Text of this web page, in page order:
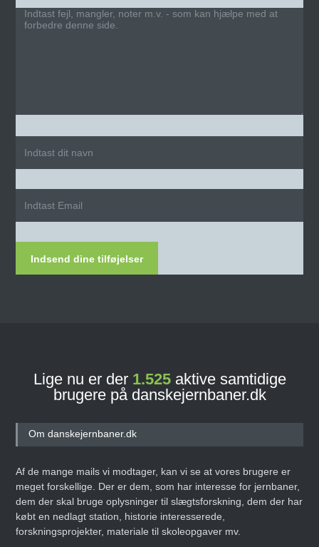
Indsend dine tilføjelser
Lige nu er der 1.525aktive samtidige
brugere på danskejernbaner.dk
Om danskejernbaner.dk
Af de mange mails vi modtager, kan vi se at vores brugere er
meget forskellige. Der er dem, som har interesse for jernbaner,
dem der skal bruge oplysninger til slægtsforskning, dem der har
købt en nedlagt station, historie interesserede,
forskningsprojekter, materiale til skoleopgaver mv.